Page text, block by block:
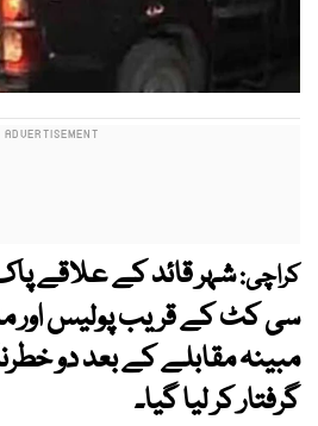
کراچی:شہر قائد کے علاقے
سی کٹ کے قریب پولیس اور
مبینہ مقابلے کے بعد دو
گرفتار کر لیا گیا۔